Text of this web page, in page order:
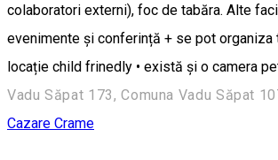
colaboratori externi), foc de tabăra. Alte
evenimente și conferință + se pot organiza
locație child frinedly • există și o camera
Vadu Săpat 173, Comuna Vadu Săpat
Cazare Crame